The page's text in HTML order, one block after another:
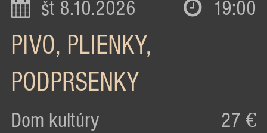
št 8.10.2026 19:00
PIVO, PLIENKY,
PODPRSENKY
Dom kultúry 27 €